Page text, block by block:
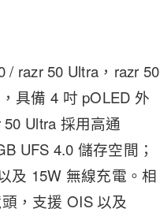
/ razr 50 Ultra，razr 50
具備 4 吋 pOLED 外
Ultra 採用高通
UFS 4.0 儲存空間；
及 15W 無線充電。相
，支援 OIS 以及